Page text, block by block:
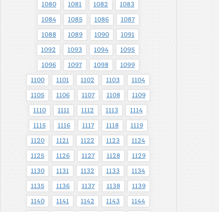
1080 1081 1082 1083
1084 1085 1086 1087
1088 1089 1090 1091
1092 1093 1094 1095
1096 1097 1098 1099
1100 1101 1102 1103 1104
1105 1106 1107 1108 1109
1110 1111 1112 1113 1114
1115 1116 1117 1118 1119
1120 1121 1122 1123 1124
1125 1126 1127 1128 1129
1130 1131 1132 1133 1134
1135 1136 1137 1138 1139
1140 1141 1142 1143 1144